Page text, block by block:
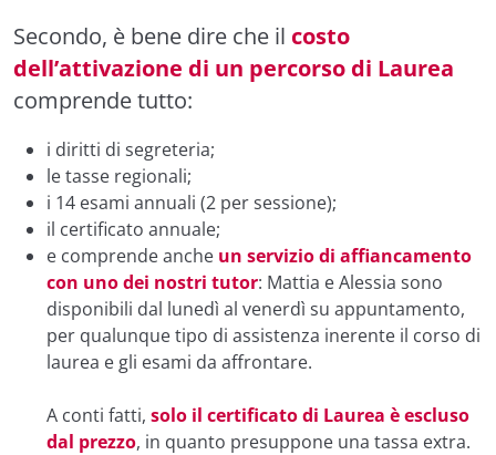
Secondo, è bene dire che il costo
dell’attivazione di un percorso di Laurea
comprende tutto:
i diritti di segreteria;
le tasse regionali;
i 14 esami annuali (2 per sessione);
il certificato annuale;
e comprende anche un servizio di affiancamento
con uno dei nostri tutor: Mattia e Alessia sono
disponibili dal lunedì al venerdì su appuntamento,
per qualunque tipo di assistenza inerente il corso di
laurea e gli esami da affrontare.
A conti fatti, solo il certificato di Laurea è escluso
dal prezzo, in quanto presuppone una tassa extra.